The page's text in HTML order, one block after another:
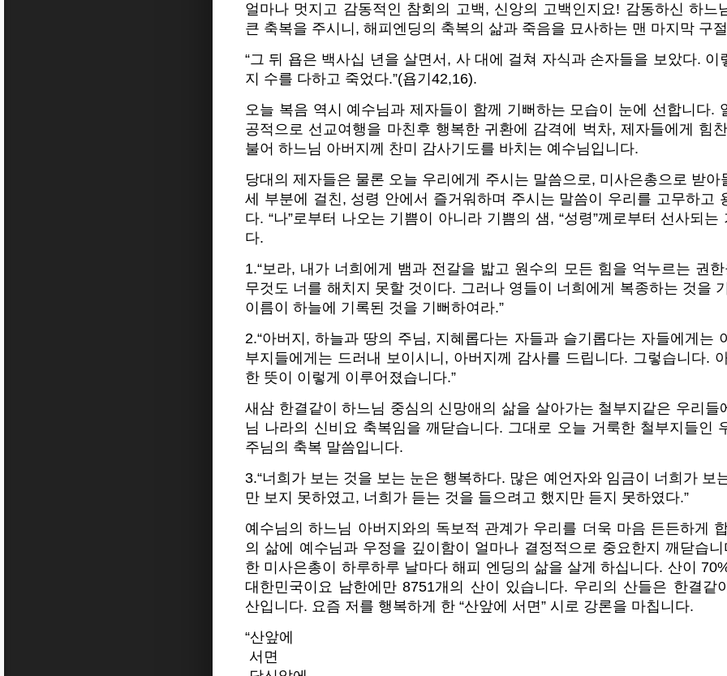
얼마나 멋지고 감동적인 참회의 고백, 신앙의 고백인지요! 감동하신 하느
큰 축복을 주시니, 해피엔딩의 축복의 삶과 죽음을 묘사하는 맨 마지막 구
“그 뒤 욥은 백사십 년을 살면서, 사 대에 걸쳐 자식과 손자들을 보았다. 이
지 수를 다하고 죽었다.”(욥기42,16).
오늘 복음 역시 예수님과 제자들이 함께 기뻐하는 모습이 눈에 선합니다.
공적으로 선교여행을 마친후 행복한 귀환에 감격에 벅차, 제자들에게 힘
불어 하느님 아버지께 찬미 감사기도를 바치는 예수님입니다.
당대의 제자들은 물론 오늘 우리에게 주시는 말씀으로, 미사은총으로 받아
세 부분에 걸친, 성령 안에서 즐거워하며 주시는 말씀이 우리를 고무하고
다. “나”로부터 나오는 기쁨이 아니라 기쁨의 샘, “성령”께로부터 선사되는
다.
1.“보라, 내가 너희에게 뱀과 전갈을 밟고 원수의 모든 힘을 억누르는 권
무것도 너를 해치지 못할 것이다. 그러나 영들이 너희에게 복종하는 것을
이름이 하늘에 기록된 것을 기뻐하여라.”
2.“아버지, 하늘과 땅의 주님, 지혜롭다는 자들과 슬기롭다는 자들에게는
부지들에게는 드러내 보이시니, 아버지께 감사를 드립니다. 그렇습니다.
한 뜻이 이렇게 이루어졌습니다.”
새삼 한결같이 하느님 중심의 신망애의 삶을 살아가는 철부지같은 우리들
님 나라의 신비요 축복임을 깨닫습니다. 그대로 오늘 거룩한 철부지들인
주님의 축복 말씀입니다.
3.“너희가 보는 것을 보는 눈은 행복하다. 많은 예언자와 임금이 너희가 보
만 보지 못하였고, 너희가 듣는 것을 들으려고 했지만 듣지 못하였다.”
예수님의 하느님 아버지와의 독보적 관계가 우리를 더욱 마음 든든하게
의 삶에 예수님과 우정을 깊이함이 얼마나 결정적으로 중요한지 깨닫습
한 미사은총이 하루하루 날마다 해피 엔딩의 삶을 살게 하십니다. 산이
대한민국이요 남한에만 8751개의 산이 있습니다. 우리의 산들은 한결같
산입니다. 요즘 저를 행복하게 한 “산앞에 서면” 시로 강론을 마칩니다.
“산앞에
서면